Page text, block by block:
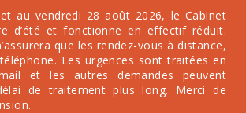
au vendredi 28 août 2026, le Cabinet
d’été et fonctionne en effectif réduit.
que les rendez-vous à distance,
Les urgences sont traitées en
et les autres demandes peuvent
de traitement plus long. Merci de